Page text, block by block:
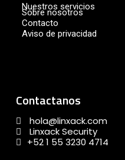
Nuestros servicios
Sobre nosotros
Contacto
Aviso de privacidad
Contactanos
hola@linxack.com
Linxack Security
+52 1 55 3230 4714